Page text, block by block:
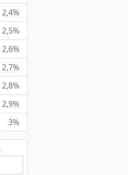
2,4%
2,5%
2,6%
2,7%
2,8%
2,9%
3%